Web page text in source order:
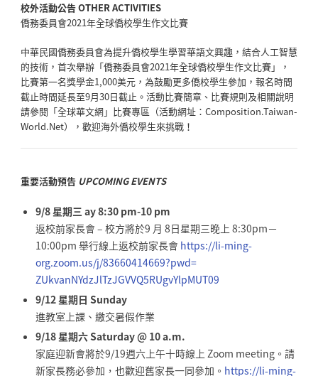
校外活動公告 OTHER ACTIVITIES
僑務委員會2021年全球僑校學生作文比賽
中華民國僑務委員會為提升僑校學生學習華語文興趣，結合人工智慧
的技術，首次舉辦「僑務委員會2021年全球僑校學生作文比賽」，
比賽第一名獎學金1,000美元，為鼓勵更多僑校學生參加，報名時間
截止時間延長至9月30日截止。活動比賽簡章、比賽規則及相關說明
請參閱「全球華文網」比賽專區（活動網址：Composition.Taiwan-
World.Net），歡迎海外僑校學生來挑戰！
重要活動預告 UPCOMING EVENTS
9/8 星期三 ay 8:30 pm-10 pm
返校前家長會 – 校方將於9 月 8日星期三晚上 8:30pm－
10:00pm 舉行線上返校前家長會 https://li-ming-
org.zoom.us/j/83660414669?pwd=
ZUkvanNYdzJlTzJGVVQ5RUgvYlpMUT09
9/12 星期日 Sunday
進教室上課、繳交暑假作業
9/18 星期六 Saturday @ 10 a.m.
家庭迎新會將於9/19週六上午十時線上 Zoom meeting。請
新家長務必參加，也歡迎舊家長一同參加。 https://li-ming-